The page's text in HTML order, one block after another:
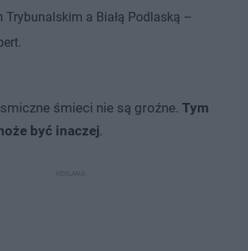
Trybunalskim a Białą Podlaską –
śmieci nie są groźne. Tym
być inaczej.